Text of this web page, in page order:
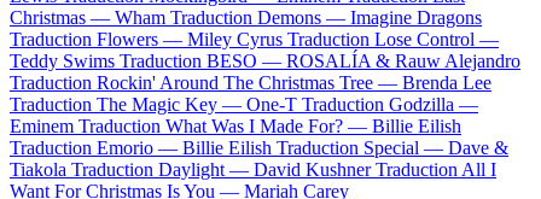
Christmas — Wham Traduction Demons — Imagine Dragons
Traduction Flowers — Miley Cyrus Traduction Lose Control —
Teddy Swims Traduction BESO — ROSALÍA & Rauw Alejandro
Traduction Rockin' Around The Christmas Tree — Brenda Lee
Traduction The Magic Key — One-T Traduction Godzilla —
Eminem Traduction What Was I Made For? — Billie Eilish
Traduction Emorio — Billie Eilish Traduction Special — Dave &
Tiakola Traduction Daylight — David Kushner Traduction All I
Want For Christmas Is You — Mariah Carey